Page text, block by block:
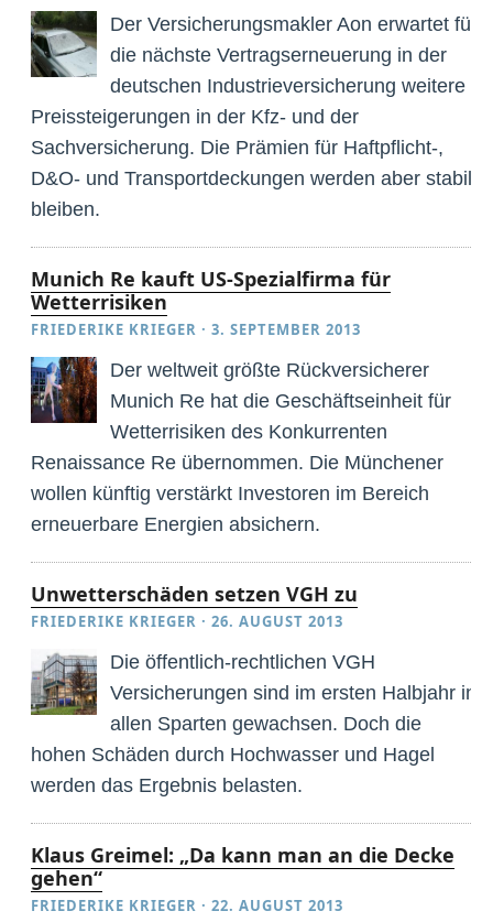
Der Versicherungsmakler Aon erwartet für
die nächste Vertragserneuerung in der
deutschen Industrieversicherung weitere
Preissteigerungen in der Kfz- und der
Sachversicherung. Die Prämien für Haftpflicht-,
D&O- und Transportdeckungen werden aber stabil
bleiben.
Munich Re kauft US-Spezialfirma für
Wetterrisiken
FRIEDERIKE KRIEGER ·3. SEPTEMBER 2013
Der weltweit größte Rückversicherer
Munich Re hat die Geschäftseinheit für
Wetterrisiken des Konkurrenten
Renaissance Re übernommen. Die Münchener
wollen künftig verstärkt Investoren im Bereich
erneuerbare Energien absichern.
Unwetterschäden setzen VGH zu
FRIEDERIKE KRIEGER ·26. AUGUST 2013
Die öffentlich-rechtlichen VGH
Versicherungen sind im ersten Halbjahr in
allen Sparten gewachsen. Doch die
hohen Schäden durch Hochwasser und Hagel
werden das Ergebnis belasten.
Klaus Greimel: „Da kann man an die Decke
gehen“
FRIEDERIKE KRIEGER ·22. AUGUST 2013